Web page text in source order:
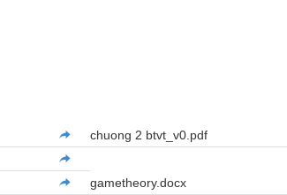
chuong 2 btvt_v0.pdf
gametheory.docx